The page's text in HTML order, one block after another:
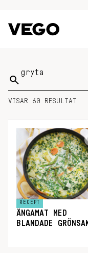
Sök
på:
VISAR 60 RESULTAT
RECEPT
ÄNGAMAT MED
BLANDADE